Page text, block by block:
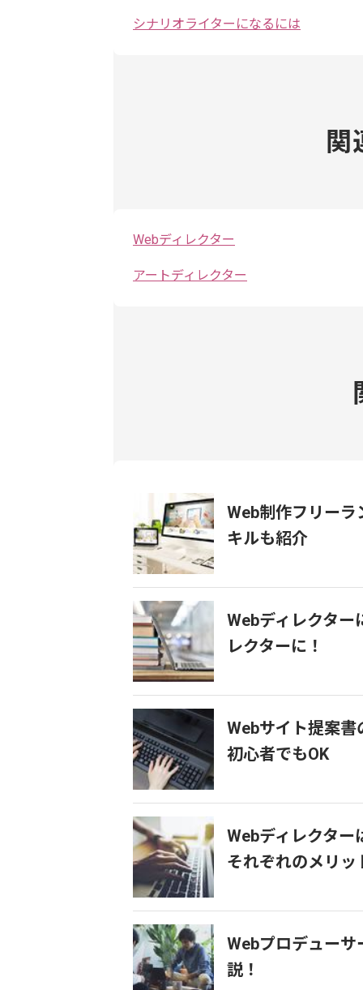
シナリオライターになるには
関
Webディレクター
アートディレクター
Web制作フリー
キルも紹介
Webディレクター
レクターに！
Webサイト提案
初心者でもOK
Webディレクター
それぞれのメリッ
Webプロデュー
説！